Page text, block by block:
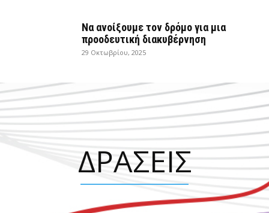
Να ανοίξουμε τον δρόμο για μια
προοδευτική διακυβέρνηση
29 Οκτωβρίου, 2025
ΔΡΑΣΕΙΣ